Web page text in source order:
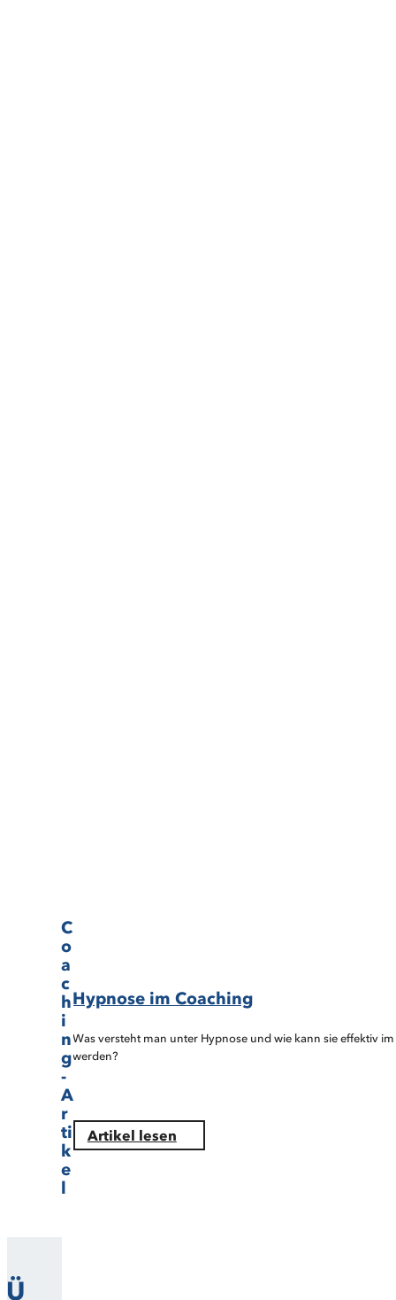
C
o
a
c
h
i
n
g
-
A
r
ti
k
e
l
Hypnose im Coaching
Was versteht man unter Hypnose und wie kann sie effektiv
werden?
Artikel lesen
Ü